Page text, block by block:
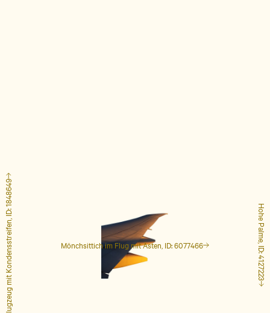
Mönchsittich im Flug mit Ästen, ID: 6077466 Hohe Palme, ID: 4127223
Flugzeug mit Kondensstreifen, ID: 1848649